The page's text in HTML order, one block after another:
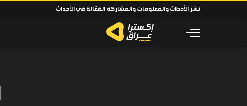
نشر الأحداث والمعلومات والمشاركة الفعّالة في الأحداث